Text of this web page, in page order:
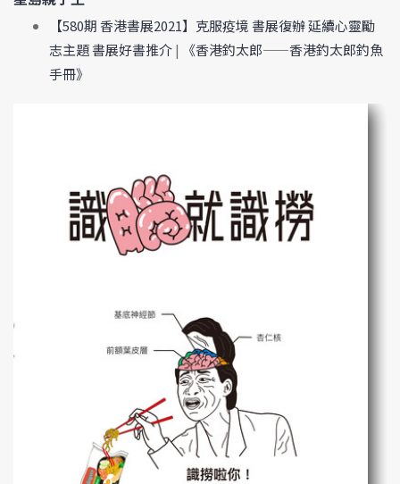
【580期 香港書展2021】克服疫境 書展復辦 延續心靈勵
志主題 書展好書推介|
《香港釣太郎——香港釣太郎釣魚
手冊》